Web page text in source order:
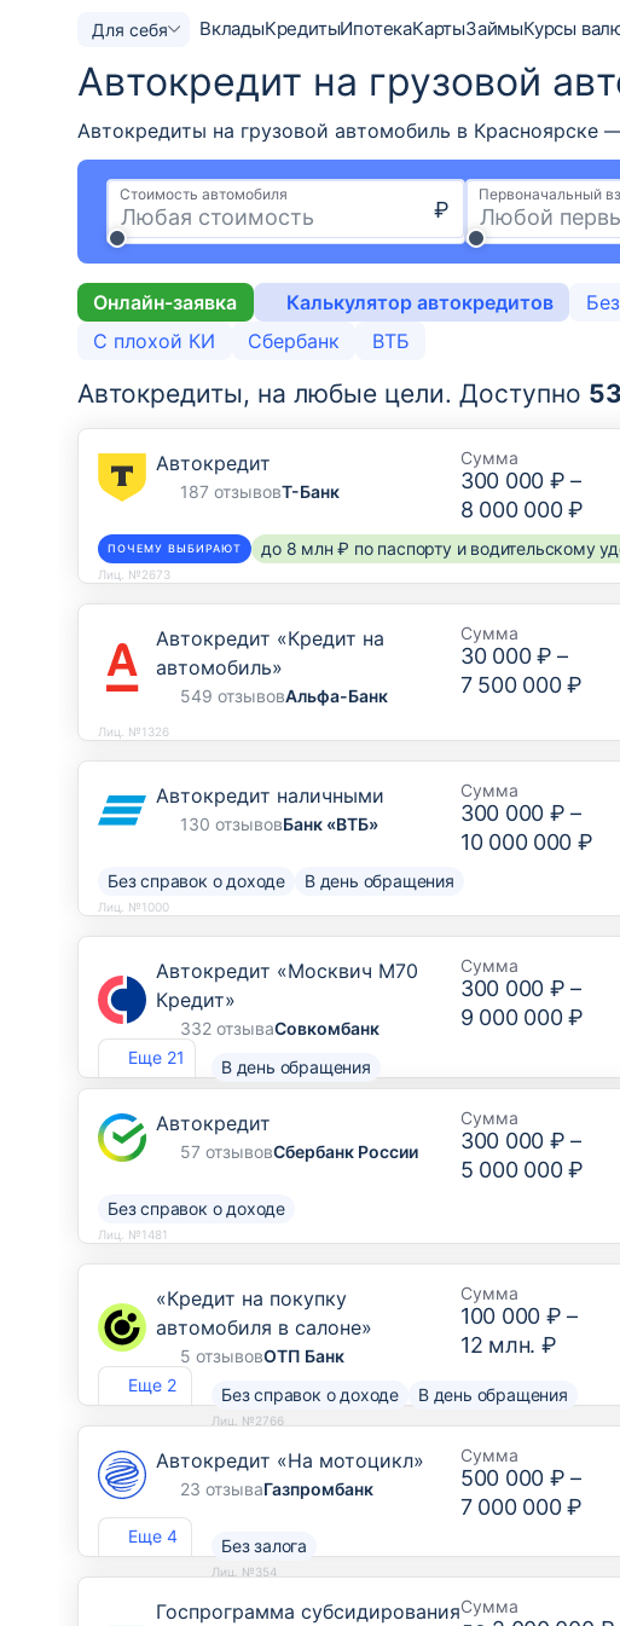
Для себя ВкладыКредитыИпотекаКартыЗаймыКурсы
Автокредит на грузовой
Автокредиты на грузовой автомобиль в
Стоимость автомобиля
₽
Первоначальный
Онлайн-заявка Калькулятор автокредитов
С плохой КИ
Сбербанк ВТБ
Автокредиты, на любые цели. Доступно 53
Автокредит
187 отзывовТ-Банк
Сумма
300 000 ₽ –
8 000 000 ₽
ПОЧЕМУ ВЫБИРАЮТ до 8 млн ₽ по паспорту и водительскому
Лиц. №2673
Автокредит «Кредит на
автомобиль»
549 отзывовАльфа-Банк
Сумма
30 000 ₽ –
7 500 000 ₽
Лиц. №1326
Автокредит наличными
130 отзывовБанк «ВТБ»
Сумма
300 000 ₽ –
10 000 000 ₽
Без справок о доходе В день обращения
Лиц. №1000
Еще 21
Автокредит «Москвич М70
Кредит»
332 отзываСовкомбанк
Сумма
300 000 ₽ –
9 000 000 ₽
В день обращения
Лиц. №963
Автокредит
57 отзывовСбербанк России
Сумма
300 000 ₽ –
5 000 000 ₽
Без справок о доходе
Лиц. №1481
Еще 2
«Кредит на покупку
автомобиля в салоне»
5 отзывовОТП Банк
Сумма
100 000 ₽ –
12 млн. ₽
Без справок о доходе В день обращения
Лиц. №2766
Еще 4
Автокредит «На мотоцикл»
23 отзываГазпромбанк
Сумма
500 000 ₽ –
7 000 000 ₽
Без залога
Лиц. №354
Госпрограмма субсидированияСумма